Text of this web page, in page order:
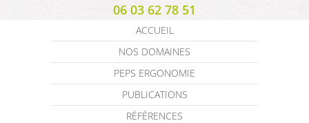
06 03 62 78 51
ACCUEIL
NOS DOMAINES
PEPS ERGONOMIE
PUBLICATIONS
RÉFÉRENCES